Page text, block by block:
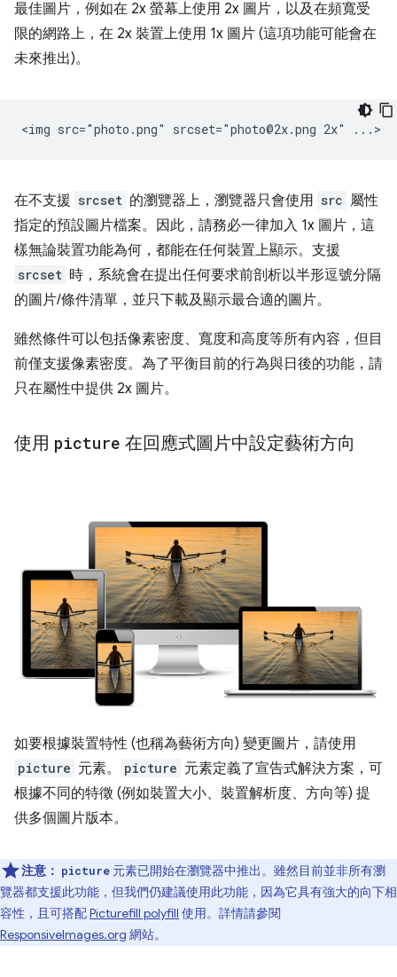
最佳圖片，例如在 2x 螢幕上使用 2x 圖片，以及在頻寬受
限的網路上，在 2x 裝置上使用 1x 圖片 (這項功能可能會在
未來推出)。
在不支援 srcset 的瀏覽器上，瀏覽器只會使用 src 屬性
指定的預設圖片檔案。因此，請務必一律加入 1x 圖片，這
樣無論裝置功能為何，都能在任何裝置上顯示。支援
srcset 時，系統會在提出任何要求前剖析以半形逗號分隔
的圖片/條件清單，並只下載及顯示最合適的圖片。
雖然條件可以包括像素密度、寬度和高度等所有內容，但目
前僅支援像素密度。為了平衡目前的行為與日後的功能，請
只在屬性中提供 2x 圖片。
使用 picture 在回應式圖片中設定藝術方向
如要根據裝置特性 (也稱為藝術方向) 變更圖片，請使用
picture 元素。 picture 元素定義了宣告式解決方案，可
根據不同的特徵 (例如裝置大小、裝置解析度、方向等) 提
供多個圖片版本。
注意： picture 元素已開始在瀏覽器中推出。雖然目前並非所有瀏
覽器都支援此功能，但我們仍建議使用此功能，因為它具有強大的向下相
容性，且可搭配Picturefill polyfill 使用。詳情請參閱
ResponsiveImages.org 網站。